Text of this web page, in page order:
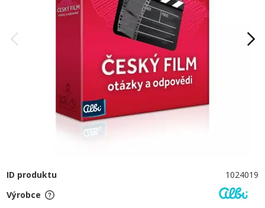
ID produktu
1024019
Výrobce